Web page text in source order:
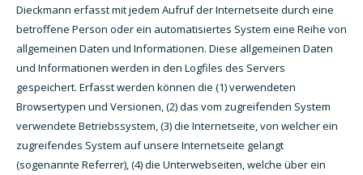
Dieckmann erfasst mit jedem Aufruf der Internetseite durch eine
betroffene Person oder ein automatisiertes System eine Reihe von
allgemeinen Daten und Informationen. Diese allgemeinen Daten
und Informationen werden in den Logfiles des Servers
gespeichert. Erfasst werden können die (1) verwendeten
Browsertypen und Versionen, (2) das vom zugreifenden System
verwendete Betriebssystem, (3) die Internetseite, von welcher ein
zugreifendes System auf unsere Internetseite gelangt
(sogenannte Referrer), (4) die Unterwebseiten, welche über ein